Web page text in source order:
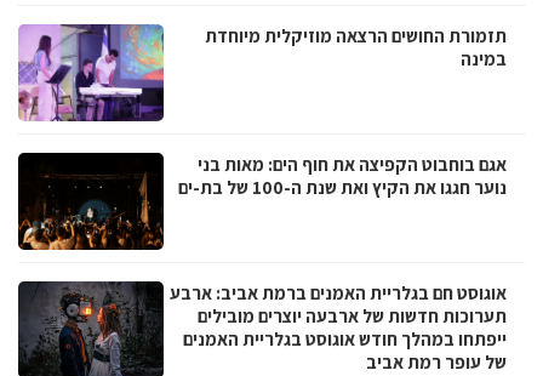
תזמורת החושים הרצאה מוזיקלית מיוחדת
במינה
אגם בוחבוט הקפיצה את חוף הים: מאות בני
נוער חגגו את הקיץ ואת שנת ה-100 של בת-ים
אוגוסט חם בגלריית האמנים ברמת אביב: ארבע
תערוכות חדשות של ארבעה יוצרים מובילים
ייפתחו במהלך חודש אוגוסט בגלריית האמנים
של עופר רמת אביב